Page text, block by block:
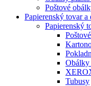
Poštové
Papierenský tovar a
Papierenský
Obálky
Tubusy